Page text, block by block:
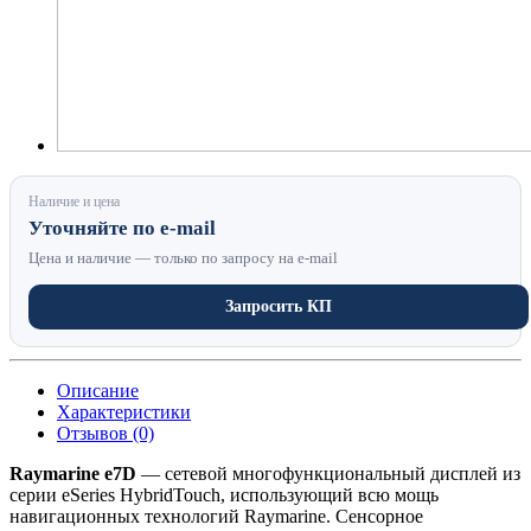
Наличие и цена
Уточняйте по e-mail
Цена и наличие — только по запросу на e-mail
Запросить КП
Описание
Характеристики
Отзывов (0)
Raymarine e7D — сетевой многофункциональный дисплей из
серии eSeries HybridTouch, использующий всю мощь
навигационных технологий Raymarine. Сенсорное